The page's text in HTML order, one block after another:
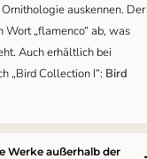
auskennen. Der
„flamenco“ ab, was
Auch erhältlich bei
„Bird Collection I“: Bird
Werke außerhalb der